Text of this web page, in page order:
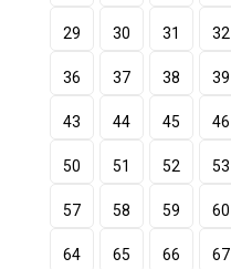
29 30 31 32
36 37 38 39
43 44 45 46
50 51 52 53
57 58 59 60
64 65 66 67